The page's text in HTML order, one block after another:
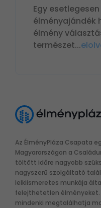
Egy
élményajándék
élmény
természet...
Az ÉlményPláza Csapata
Magyarországon a
töltött időre nagyobb
nagyszerű szolgáltató
lelkiismeretes munkája
felejthetetlen
mindenki megtalálhatja